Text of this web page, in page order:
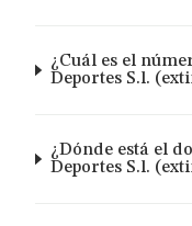
¿Cuál es el
Deportes S.l.
¿Dónde está el
Deportes S.l.